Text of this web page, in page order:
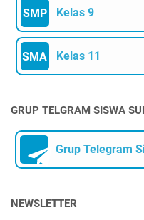
SMP Kelas 9
SMA Kelas 11
GRUP TELGRAM SISWA
Grup Telegram
NEWSLETTER